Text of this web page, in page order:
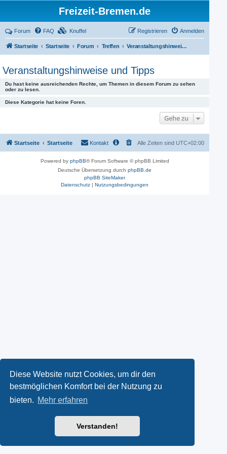
Diese Website nutzt Cookies, um dir den
bestmöglichen Komfort bei der Nutzung zu
bieten. Mehr erfahren
Verstanden!
Freizeit-Bremen.de
Forum FAQ Knuffel Anmelden
Registrieren
Startseite Startseite Forum Treffen Veranstaltungshinweise und Tipps
Veranstaltungshinweise und Tipps
Du hast keine ausreichenden Rechte, um Themen in diesem Forum zu sehen
oder zu lesen.
Diese Kategorie hat keine Foren.
Gehe zu
Startseite Startseite Alle Zeiten sind UTC+02:00
Kontakt
Powered by phpBB® Forum Software © phpBB Limited
Deutsche Übersetzung durchphpBB.de
phpBB SiteMaker
Datenschutz |Nutzungsbedingungen